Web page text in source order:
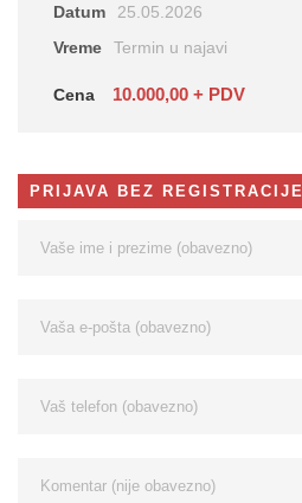
Datum
25.05.2026
Vreme
Termin u najavi
Cena 10.000,00 + PDV
PRIJAVA BEZ REGISTRACIJE